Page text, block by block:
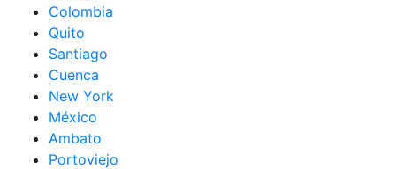
Colombia
Quito
Santiago
Cuenca
New York
México
Ambato
Portoviejo